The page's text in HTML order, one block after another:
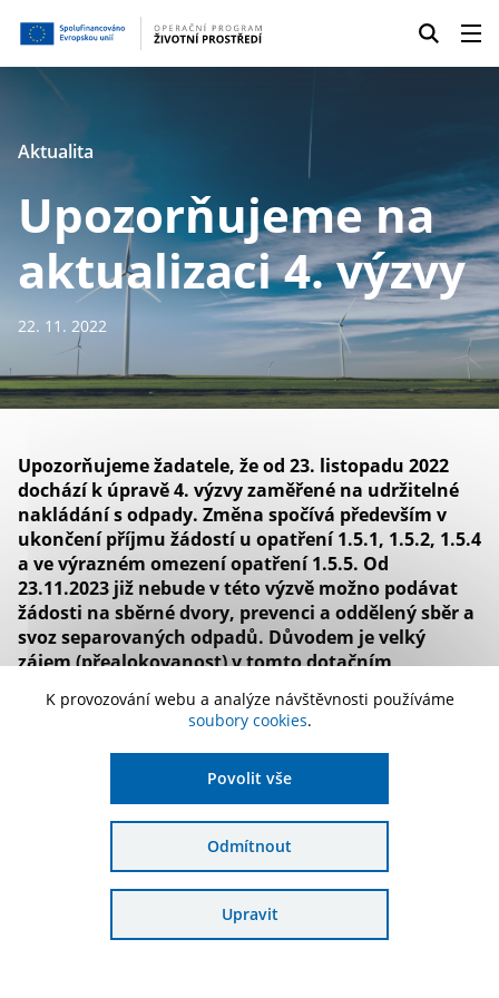
Aktualita
Upozorňujeme na
aktualizaci 4. výzvy
22. 11. 2022
Upozorňujeme žadatele, že od 23. listopadu 2022
dochází k úpravě 4. výzvy zaměřené na udržitelné
nakládání s odpady. Změna spočívá především v
ukončení příjmu žádostí u opatření 1.5.1, 1.5.2, 1.5.4
a ve výrazném omezení opatření 1.5.5. Od
23.11.2023 již nebude v této výzvě možno podávat
žádosti na sběrné dvory, prevenci a oddělený sběr a
svoz separovaných odpadů. Důvodem je velký
zájem (přealokovanost) v tomto dotačním
Cílem Řídicího orgánu je rozdělit prostředky alokované na
daná opatření žadatelům v průběhu celého programového
období a nikoli v rámci první výzvy. Řídicí orgán zvažuje
Dále změna spočívá ve zkrácení termínu pro příjem žádostí v
opatřeních, která se nemění (na 30. června 2023) a současně
navýšení alokace výzvy.
Výše popsané změny reflektujeaktualizovaný harmonogram
K provozování webu a analýze návštěvnosti používáme
soubory cookies.
Povolit vše
Odmítnout
Upravit